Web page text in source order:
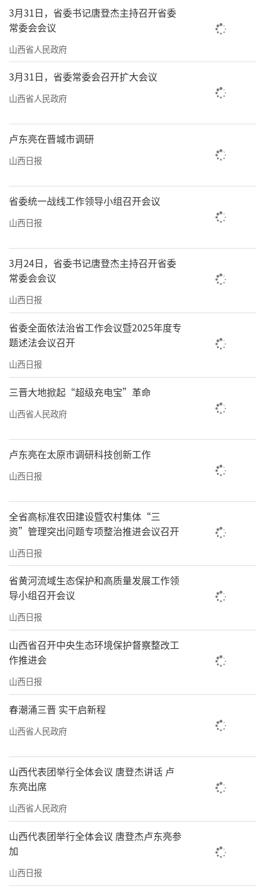
3月31日，省委书记唐登杰主持召开省委
常委会会议
山西省人民政府
3月31日，省委常委会召开扩大会议
山西省人民政府
卢东亮在晋城市调研
山西日报
省委统一战线工作领导小组召开会议
山西日报
3月24日，省委书记唐登杰主持召开省委
常委会会议
山西日报
省委全面依法治省工作会议暨2025年度专
题述法会议召开
山西日报
三晋大地掀起“超级充电宝”革命
山西省人民政府
卢东亮在太原市调研科技创新工作
山西日报
全省高标准农田建设暨农村集体“三
资”管理突出问题专项整治推进会议召开
山西日报
省黄河流域生态保护和高质量发展工作领
导小组召开会议
山西日报
山西省召开中央生态环境保护督察整改工
作推进会
山西日报
春潮涌三晋 实干启新程
山西省人民政府
山西代表团举行全体会议 唐登杰讲话 卢
东亮出席
山西省人民政府
山西代表团举行全体会议 唐登杰卢东亮参
加
山西日报